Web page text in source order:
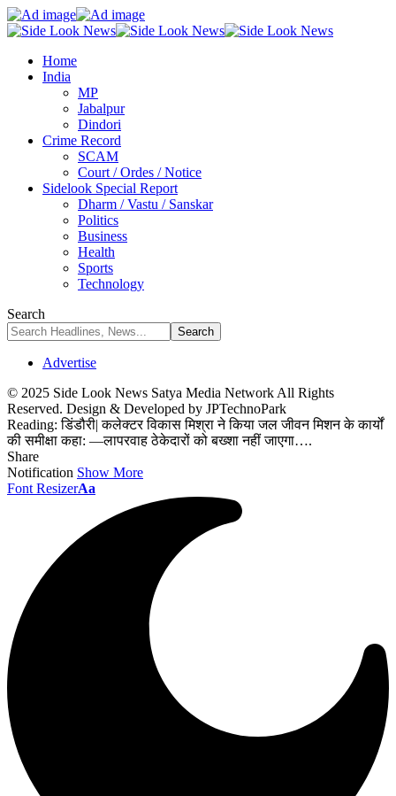
Home
India
MP
Jabalpur
Dindori
Crime Record
SCAM
Court / Ordes / Notice
Sidelook Special Report
Dharm / Vastu / Sanskar
Politics
Business
Health
Sports
Technology
Search
Advertise
© 2025 Side Look News Satya Media Network All Rights
Reserved. Design & Developed by JPTechnoPark
Reading: डिंडौरी| कलेक्टर विकास मिश्रा ने किया जल जीवन मिशन के कार्यों
की समीक्षा कहा: —लापरवाह ठेकेदारों को बख्शा नहीं जाएगा….
Share
Notification Show More
Font ResizerAa